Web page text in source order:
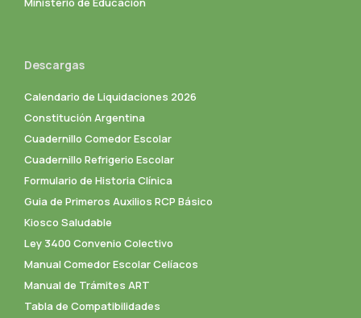
Descargas
Calendario de Liquidaciones 2026
Constitución Argentina
Cuadernillo Comedor Escolar
Cuadernillo Refrigerio Escolar
Formulario de Historia Clínica
Guia de Primeros Auxilios RCP Básico
Kiosco Saludable
Ley 3400 Convenio Colectivo
Manual Comedor Escolar Celíacos
Manual de Trámites ART
Tabla de Compatibilidades